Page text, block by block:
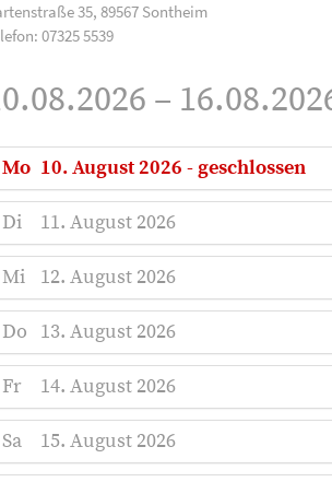
35, 89567 Sontheim
07325 5539
–
Mo 10. August 2026 - geschlossen
Di 11. August 2026
Mi 12. August 2026
Do 13. August 2026
Fr 14. August 2026
Sa 15. August 2026